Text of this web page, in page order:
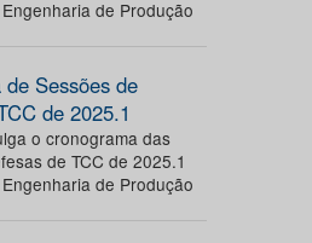
de Produção
Sessões de
de 2025.1
o cronograma das
de TCC de 2025.1
de Produção